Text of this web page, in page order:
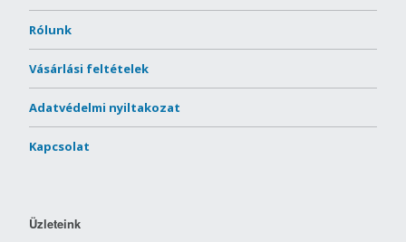
Rólunk
Vásárlási feltételek
Adatvédelmi nyiltakozat
Kapcsolat
Üzleteink